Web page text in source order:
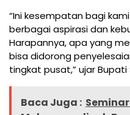
“Ini kesempatan bagi
berbagai aspirasi dan
Harapannya, apa yang
bisa didorong
tingkat pusat,” ujar Bupati
Baca Juga :